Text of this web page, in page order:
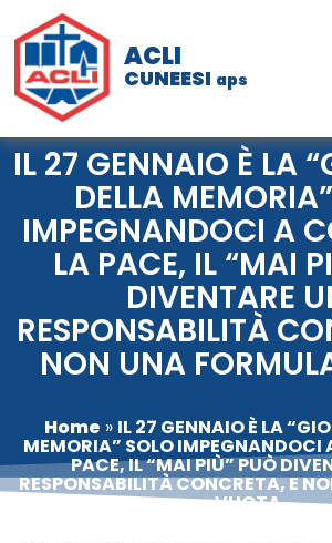
ACLI
CUNEESI aps
IL 27 GENNAIO È LA
DELLA
IMPEGNANDOCI A
LA PACE, IL “MAI
DIVENTARE
RESPONSABILITÀ
NON UNA
Home » IL 27 GENNAIO È LA
MEMORIA” SOLO IMPEGNANDOCI
PACE, IL “MAI PIÙ” PUÒ
RESPONSABILITÀ CONCRETA, E
VUOTA